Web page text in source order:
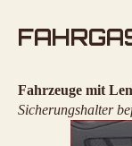
Fahrzeuge mit
Sicherungshalter